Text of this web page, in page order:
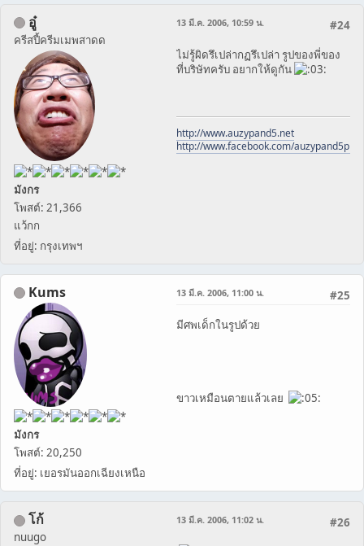
อู๋
ครีสปี้ครีมเมพสาดด
มังกร
โพสต์: 21,366
แว้กก
ที่อยู่: กรุงเทพฯ
#24
13 มี.ค. 2006, 10:59 น.
ไม่รู้ผิดรึเปล่ากฏรึเปล่า รูปของพี่ของ
ที่บริษัทครับ อยากให้ดูกัน
http://www.auzypand5.net
http://www.facebook.com/
Kums
มังกร
โพสต์: 20,250
ที่อยู่: เยอรมันออกเฉียงเหนือ
#25
13 มี.ค. 2006, 11:00 น.
มีศพเด็กในรูปด้วย
ขาวเหมือนตายแล้วเลย
โก้
nuugo
#26
13 มี.ค. 2006, 11:02 น.